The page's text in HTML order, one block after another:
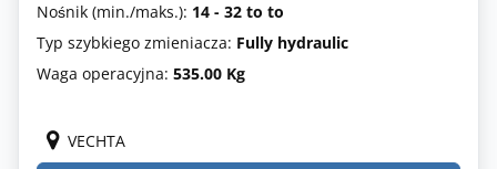
Nośnik (min./maks.): 14 - 32 to to
Typ szybkiego zmieniacza: Fully hydraulic
Waga operacyjna: 535.00 Kg
VECHTA